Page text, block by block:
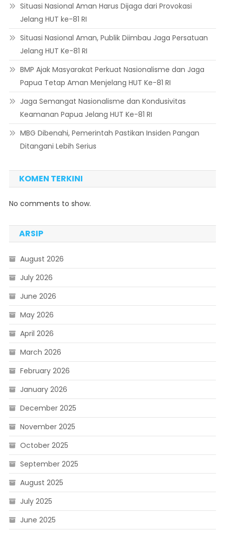
Situasi Nasional Aman Harus Dijaga dari Provokasi
Jelang HUT ke-81 RI
Situasi Nasional Aman, Publik Diimbau Jaga Persatuan
Jelang HUT Ke-81 RI
BMP Ajak Masyarakat Perkuat Nasionalisme dan Jaga
Papua Tetap Aman Menjelang HUT Ke-81 RI
Jaga Semangat Nasionalisme dan Kondusivitas
Keamanan Papua Jelang HUT Ke-81 RI
MBG Dibenahi, Pemerintah Pastikan Insiden Pangan
Ditangani Lebih Serius
KOMEN TERKINI
No comments to show.
ARSIP
August 2026
July 2026
June 2026
May 2026
April 2026
March 2026
February 2026
January 2026
December 2025
November 2025
October 2025
September 2025
August 2025
July 2025
June 2025